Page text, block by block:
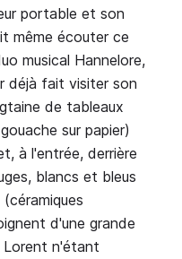
portable et son
même écouter ce
musical Hannelore,
déjà fait visiter son
de tableaux
sur papier)
à l'entrée, derrière
blancs et bleus
d'une grande
Lorent n'étant